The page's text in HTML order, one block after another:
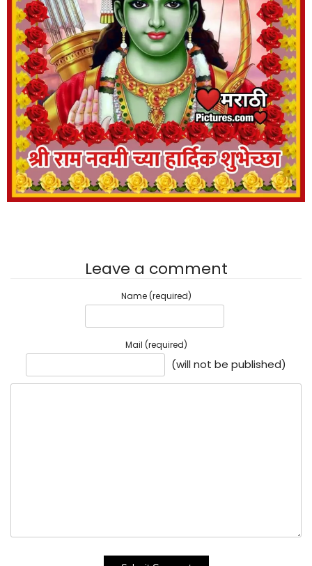
Leave a comment
Name (required)
Mail (required)
(will not be published)